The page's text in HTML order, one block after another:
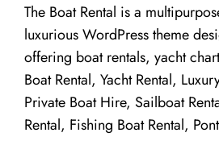
The Boat Rental is a
luxurious WordPress theme
offering boat rentals, yacht
Boat Rental, Yacht Rental,
Private Boat Hire, Sailboat
Rental, Fishing Boat Rental,